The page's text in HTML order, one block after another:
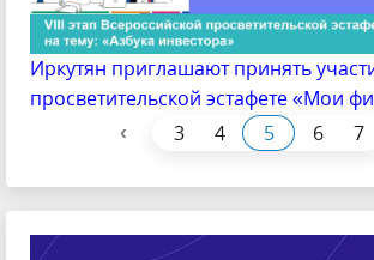
Иркутян приглашают принять
просветительской эстафете «Мои
‹ 3 4 5 6 7